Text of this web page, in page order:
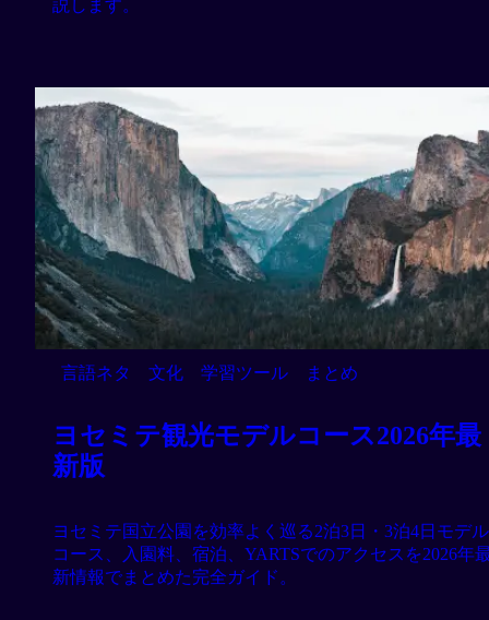
説します。
言語ネタ 文化 学習ツール まとめ
ヨセミテ観光モデルコース2026年最
新版
ヨセミテ国立公園を効率よく巡る2泊3日・3泊4日モデル
コース、入園料、宿泊、YARTSでのアクセスを2026年
新情報でまとめた完全ガイド。